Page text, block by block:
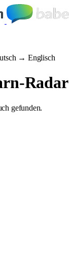
→ Englisch
Radar
gefunden.